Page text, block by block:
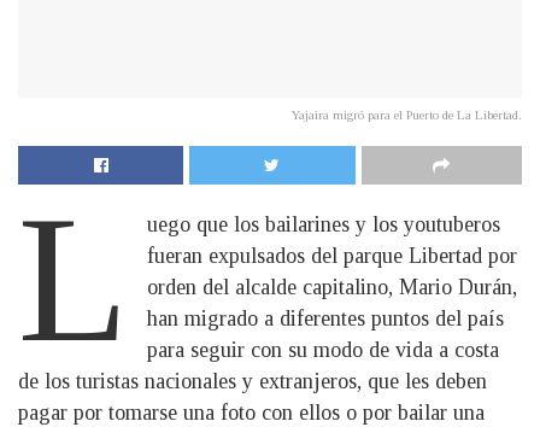
Yajaira migró para el Puerto de La Libertad.
L
uego que los bailarines y los youtuberos
fueran expulsados del parque Libertad por
orden del alcalde capitalino, Mario Durán,
han migrado a diferentes puntos del país
para seguir con su modo de vida a costa
de los turistas nacionales y extranjeros, que les deben
pagar por tomarse una foto con ellos o por bailar una